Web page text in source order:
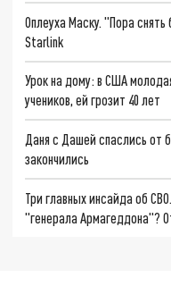
Оплеуха Маску. "Пора
Starlink
Урок на дому: в США
учеников, ей грозит 40 лет
Даня с Дашей спаслись от
закончились
Три главных инсайда об
"генерала Армагеддона"?